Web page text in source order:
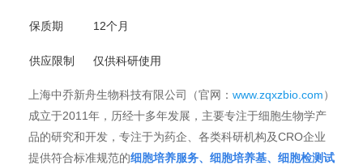
保质期 12个月
供应限制 仅供科研使用
上海中乔新舟生物科技有限公司（官网： www.zqxzbio.com）
成立于2011年，历经十多年发展，主要专注于细胞生物学产
品的研究和开发，专注于为药企、各类科研机构及CRO企业
提供符合标准规范的细胞培养服务、细胞培养基、细胞检测试